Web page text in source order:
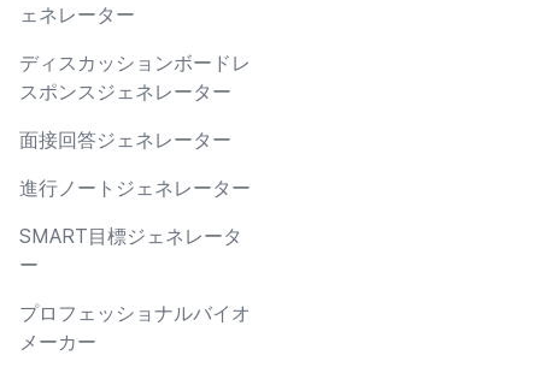
ェネレーター
ディスカッションボードレ
スポンスジェネレーター
面接回答ジェネレーター
進行ノートジェネレーター
SMART目標ジェネレータ
ー
プロフェッショナルバイオ
メーカー